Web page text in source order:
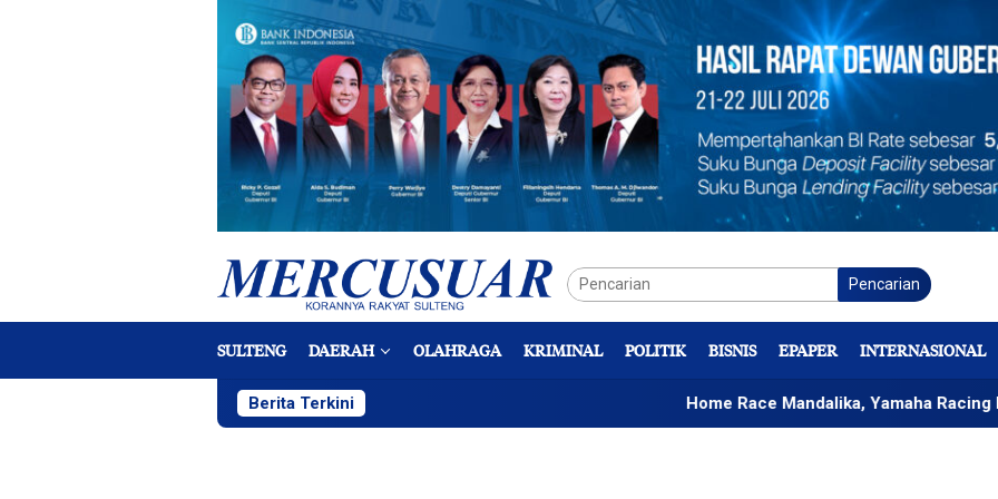
Pencarian
SULTENG DAERAH OLAHRAGA KRIMINAL POLITIK BISNIS EPAPER INTERNASIONAL
Berita Terkini Home Race Mandalika, Yamaha Racing Indonesia